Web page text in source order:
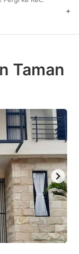
+
Taman